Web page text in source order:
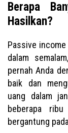
Berapa
Hasilkan?
Passive
dalam
pernah Anda
baik dan
uang dalam
beberapa
bergantung